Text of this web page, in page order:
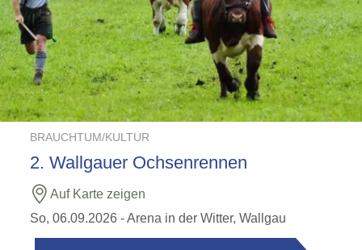
BRAUCHTUM/KULTUR
2. Wallgauer Ochsenrennen
Auf Karte zeigen
So, 06.09.2026 - Arena in der Witter, Wallgau